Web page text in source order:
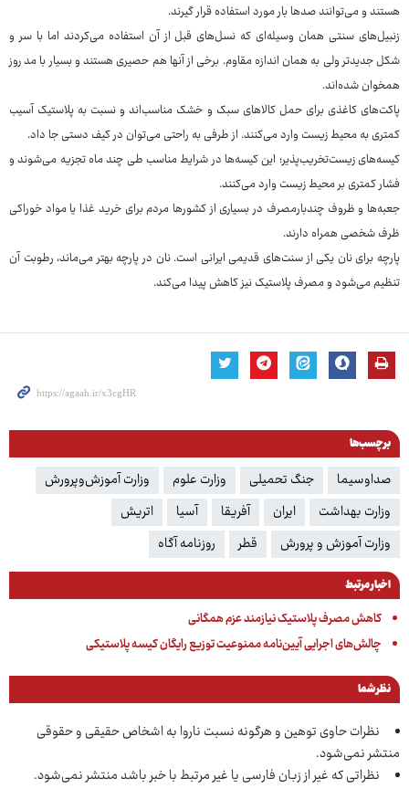
هستند و می‌توانند صدها بار مورد استفاده قرار گیرند.
زنبیل‌های سنتی همان وسیله‌ای که نسل‌های قبل از آن استفاده می‌کردند اما با سر و
شکل جدیدتر ولی به همان اندازه مقاوم. برخی از آنها هم حصیری هستند و بسیار با مد روز
همخوان شده‌اند.
پاکت‌های کاغذی برای حمل کالاهای سبک و خشک مناسب‌اند و نسبت به پلاستیک آسیب
کمتری به محیط زیست وارد می‌کنند. از طرفی به راحتی می‌توان در کیف دستی جا داد.
کیسه‌های زیست‌تخریب‌پذیر؛ این کیسه‌ها در شرایط مناسب طی چند ماه تجزیه می‌شوند و
فشار کمتری بر محیط زیست وارد می‌کنند.
جعبه‌ها و ظروف چندبارمصرف در بسیاری از کشورها مردم برای خرید غذا یا مواد خوراکی
ظرف شخصی همراه دارند.
پارچه برای نان یکی از سنت‌های قدیمی ایرانی است. نان در پارچه بهتر می‌ماند، رطوبت آن
تنظیم می‌شود و مصرف پلاستیک نیز کاهش پیدا می‌کند.
برچسب‌ها
صداوسیما جنگ تحمیلی وزارت علوم
وزارت آموزش‌وپرورش
وزارت بهداشت
ایران آفریقا آسیا
اتریش
وزارت آموزش و پرورش
قطر روزنامه آگاه
اخبار مرتبط
کاهش مصرف پلاستیک نیازمند عزم همگانی
چالش‌های اجرایی آیین‌نامه ممنوعیت توزیع رایگان کیسه پلاستیکی
نظر شما
نظرات حاوی توهین و هرگونه نسبت ناروا به اشخاص حقیقی و حقوقی
منتشر نمی‌شود.
نظراتی که غیر از زبان فارسی یا غیر مرتبط با خبر باشد منتشر نمی‌شود.